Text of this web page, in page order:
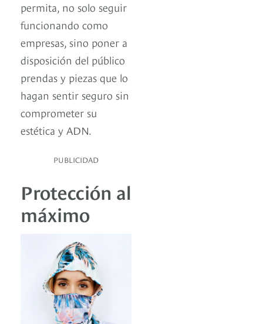
permita, no solo seguir
funcionando como
empresas, sino poner a
disposición del público
prendas y piezas que lo
hagan sentir seguro sin
comprometer su
estética y ADN.
PUBLICIDAD
Protección al
máximo